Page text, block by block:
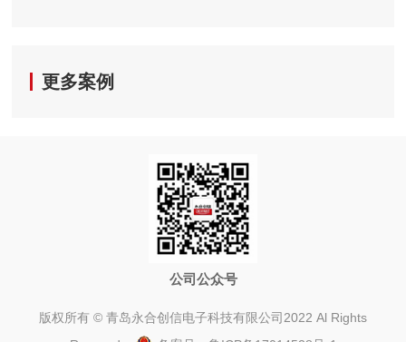
更多案例
公司公众号
版权所有 © 青岛永合创信电子科技有限公司2022 Al Rights